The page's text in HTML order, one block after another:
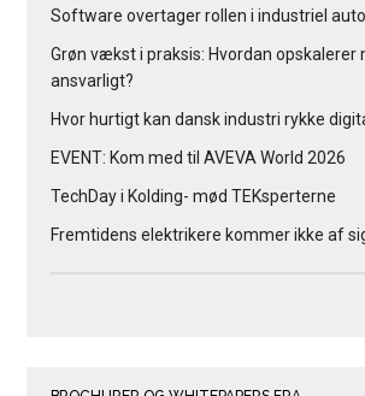
Software overtager rollen i industriel
Grøn vækst i praksis: Hvordan opskalerer
ansvarligt?
Hvor hurtigt kan dansk industri rykke
EVENT: Kom med til AVEVA World 2026
TechDay i Kolding- mød TEKsperterne
Fremtidens elektrikere kommer ikke af